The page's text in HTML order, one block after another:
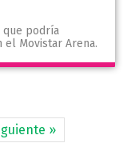
que podría
Movistar Arena.
»